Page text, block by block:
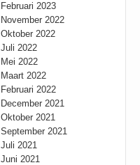
Februari 2023
November 2022
Oktober 2022
Juli 2022
Mei 2022
Maart 2022
Februari 2022
December 2021
Oktober 2021
September 2021
Juli 2021
Juni 2021